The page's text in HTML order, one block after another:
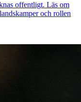
offentligt. Läs om
och rollen